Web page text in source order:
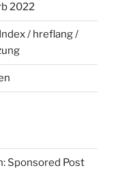
2022
/ hreflang /
Sponsored Post